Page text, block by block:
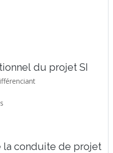
du projet SI
la conduite de projet